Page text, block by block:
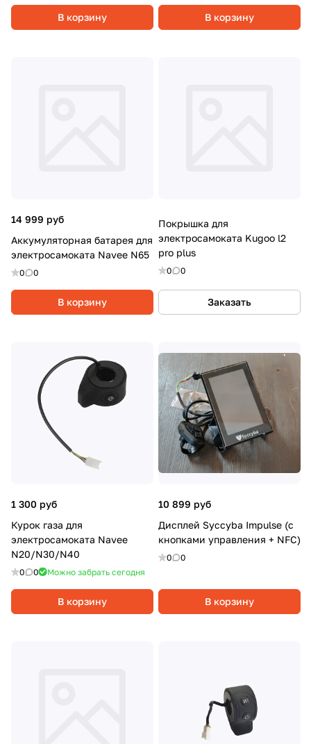
В корзину В корзину
14 999 руб
Аккумуляторная батарея для
электросамоката Navee N65
0 0
В корзину
Покрышка для
электросамоката Kugoo l2
pro plus
0 0
Заказать
1 300 руб
Курок газа для
электросамоката Navee
N20/N30/N40
0 0 Можно забрать сегодня
В корзину
10 899 руб
Дисплей Syccyba Impulse (с
кнопками управления + NFC)
0 0
В корзину